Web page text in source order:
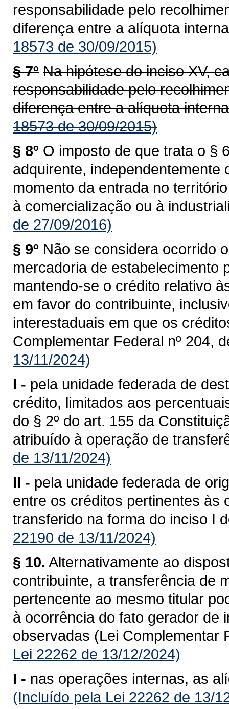
responsabilidade pelo
diferença entre a alíquota
18573 de 30/09/2015)
§ 7º Na hipótese do inciso XV,
responsabilidade pelo
diferença entre a alíquota
18573 de 30/09/2015)
§ 8º O imposto de que trata o §
adquirente, independentemente
momento da entrada no
à comercialização ou à
de 27/09/2016)
§ 9º Não se considera ocorrido
mercadoria de estabelecimento
mantendo-se o crédito relativo
em favor do contribuinte,
interestaduais em que os
Complementar Federal nº 204,
13/11/2024)
I - pela unidade federada de
crédito, limitados aos
do § 2º do art. 155 da
atribuído à operação de
de 13/11/2024)
II - pela unidade federada de
entre os créditos pertinentes às
transferido na forma do inciso I
22190 de 13/11/2024)
§ 10. Alternativamente ao
contribuinte, a transferência de
pertencente ao mesmo titular
à ocorrência do fato gerador de
observadas (Lei Complementar
Lei 22262 de 13/12/2024)
I - nas operações internas, as
(Incluído pela Lei 22262 de 13/